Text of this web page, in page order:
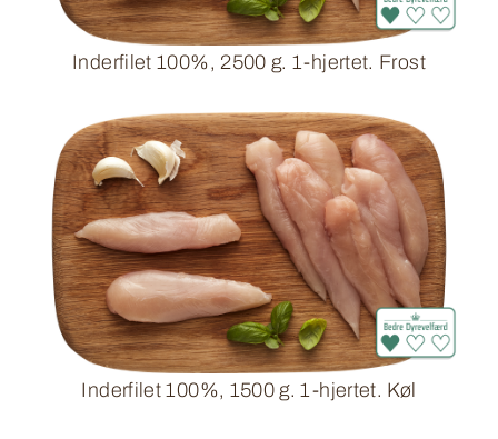
Inderfilet 100%, 2500 g. 1-hjertet. Frost
Inderfilet 100%, 1500 g. 1-hjertet. Køl